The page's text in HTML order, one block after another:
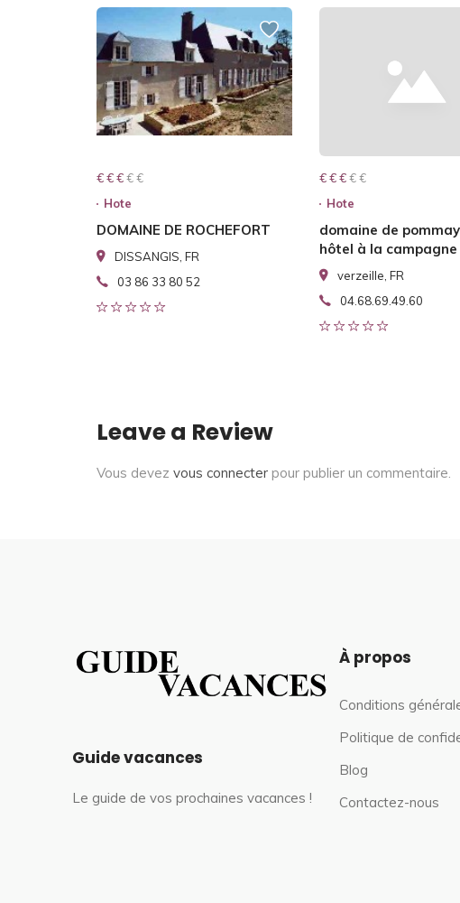
€ € € € €
€ € €
Hote
DOMAINE DE ROCHEFORT
DISSANGIS, FR
03 86 33 80 52
€ € € € €
€ € €
Hote
domaine de
hôtel à la campagne
verzeille, FR
04.68.69.49.60
Leave a Review
Vous devez vous connecter pour publier un commentaire.
Guide vacances
Le guide de vos prochaines vacances !
À propos
Conditions
Politique de
Blog
Contactez-nous